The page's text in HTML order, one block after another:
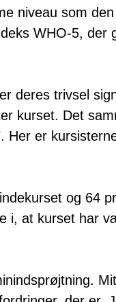
niveau som
WHO-5, der
deres trivsel
kurset. Det
Her er
og 64
i, at kurset har